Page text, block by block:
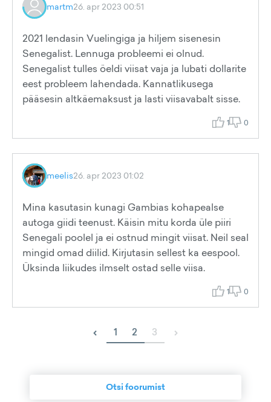
martm26. apr 2023 00:51
2021 lendasin Vuelingiga ja hiljem sisenesin
Senegalist. Lennuga probleemi ei olnud.
Senegalist tulles öeldi viisat vaja ja lubati dollarite
eest probleem lahendada. Kannatlikusega
pääsesin altkäemaksust ja lasti viisavabalt sisse.
1 0
meelis26. apr 2023 01:02
Mina kasutasin kunagi Gambias kohapealse
autoga giidi teenust. Käisin mitu korda üle piiri
Senegali poolel ja ei ostnud mingit viisat. Neil seal
mingid omad diilid. Kirjutasin sellest ka eespool.
Üksinda liikudes ilmselt ostad selle viisa.
1 0
‹ 1 2 3 ›
Otsi foorumist